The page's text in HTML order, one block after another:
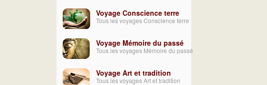
Voyage Conscience terre
Tous les voyages Conscience terre
Voyage Mémoire du passé
Tous les voyages Mémoire du passé
Voyage Art et tradition
Tous les voyages Art et tradition